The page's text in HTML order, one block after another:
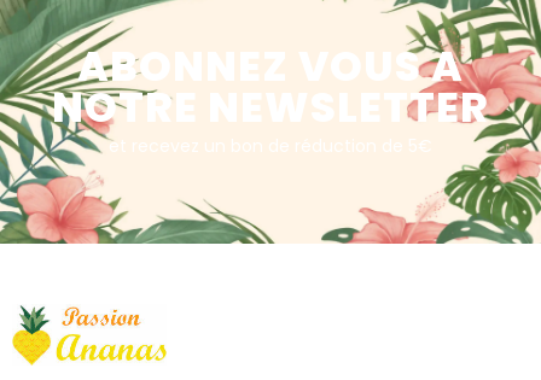
ABONNEZ VOUS A
NOTRE NEWSLETTER
et recevez un bon de réduction de 5€